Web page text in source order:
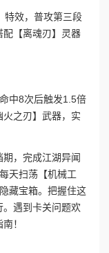
特效，普攻第三段
配【离魂刃】灵器
中8次后触发1.5倍
之刃】武器，实
，完成江湖异闻
天扫荡【机械工
藏宝箱。把握住这
。遇到卡关问题欢
！